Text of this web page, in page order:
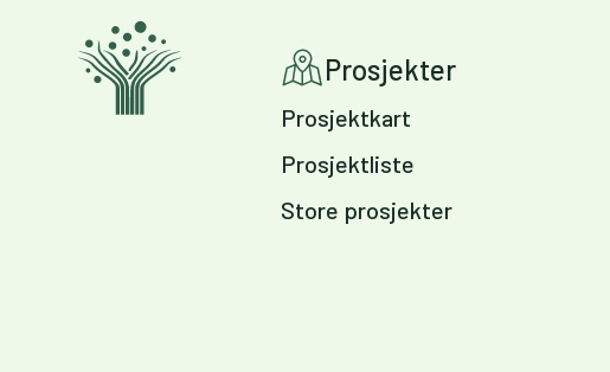
Prosjekter
Prosjektkart
Prosjektliste
Store prosjekter